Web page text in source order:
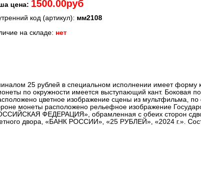
цена: 1500.00руб
код (артикул): мм2108
на складе: нет
25 рублей в специальном исполнении имеет форму
по окружности имеется выступающий кант. Боковая
цветное изображение сцены из мультфильма, по
монеты расположено рельефное изображение
ФЕДЕРАЦИЯ», обрамленная с обеих сторон
двора, «БАНК РОССИИ», «25 РУБЛЕЙ», «2024 г.».